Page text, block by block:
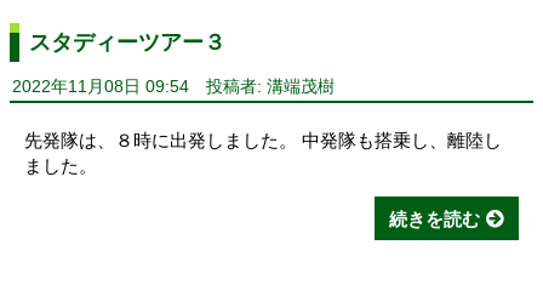
スタディーツアー３
2022年11月08日 09:54 投稿者: 溝端茂樹
先発隊は、８時に出発しました。 中発隊も搭乗し、離陸し
ました。
続きを読む